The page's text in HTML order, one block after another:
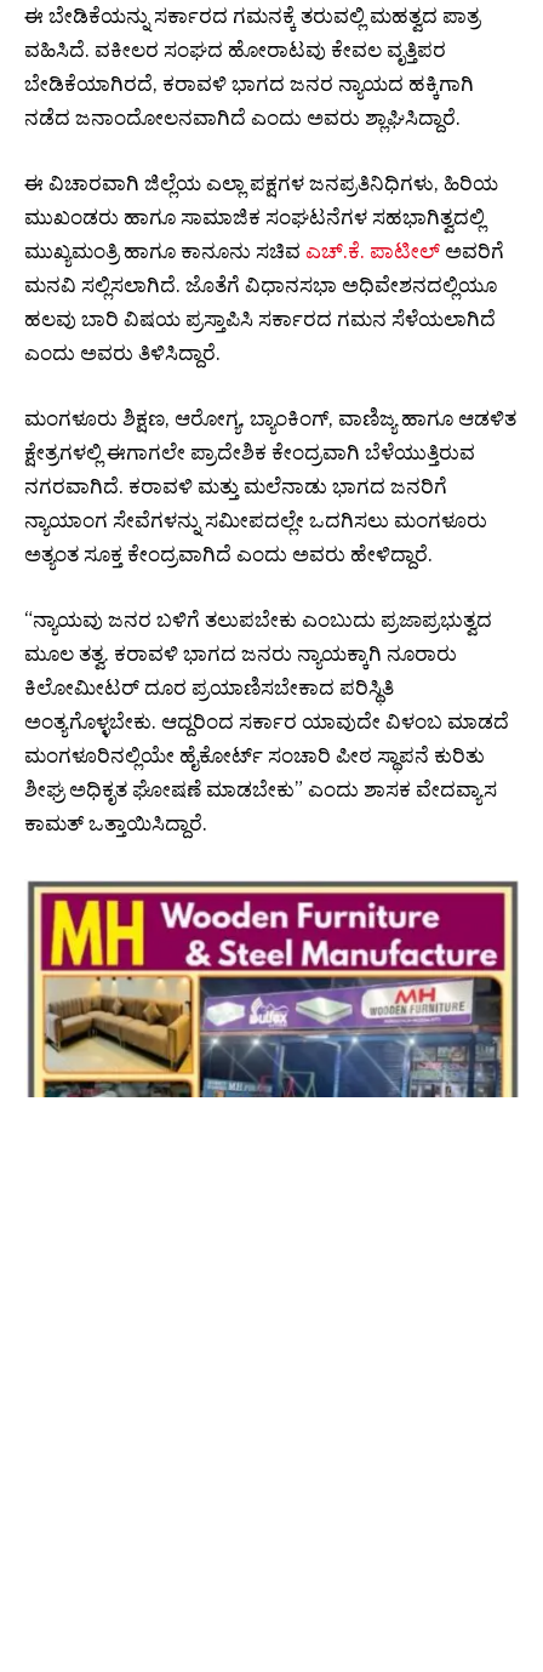
ಈ ಬೇಡಿಕೆಯನ್ನು ಸರ್ಕಾರದ ಗಮನಕ್ಕೆ ತರುವಲ್ಲಿ ಮಹತ್ವದ ಪಾತ್ರ
ವಹಿಸಿದೆ. ವಕೀಲರ ಸಂಘದ ಹೋರಾಟವು ಕೇವಲ ವೃತ್ತಿಪರ
ಬೇಡಿಕೆಯಾಗಿರದೆ, ಕರಾವಳಿ ಭಾಗದ ಜನರ ನ್ಯಾಯದ ಹಕ್ಕಿಗಾಗಿ
ನಡೆದ ಜನಾಂದೋಲನವಾಗಿದೆ ಎಂದು ಅವರು ಶ್ಲಾಘಿಸಿದ್ದಾರೆ.
ಈ ವಿಚಾರವಾಗಿ ಜಿಲ್ಲೆಯ ಎಲ್ಲಾ ಪಕ್ಷಗಳ ಜನಪ್ರತಿನಿಧಿಗಳು, ಹಿರಿಯ
ಮುಖಂಡರು ಹಾಗೂ ಸಾಮಾಜಿಕ ಸಂಘಟನೆಗಳ ಸಹಭಾಗಿತ್ವದಲ್ಲಿ
ಮುಖ್ಯಮಂತ್ರಿ ಹಾಗೂ ಕಾನೂನು ಸಚಿವ ಎಚ್.ಕೆ. ಪಾಟೀಲ್ ಅವರಿಗೆ
ಮನವಿ ಸಲ್ಲಿಸಲಾಗಿದೆ. ಜೊತೆಗೆ ವಿಧಾನಸಭಾ ಅಧಿವೇಶನದಲ್ಲಿಯೂ
ಹಲವು ಬಾರಿ ವಿಷಯ ಪ್ರಸ್ತಾಪಿಸಿ ಸರ್ಕಾರದ ಗಮನ ಸೆಳೆಯಲಾಗಿದೆ
ಎಂದು ಅವರು ತಿಳಿಸಿದ್ದಾರೆ.
ಮಂಗಳೂರು ಶಿಕ್ಷಣ, ಆರೋಗ್ಯ, ಬ್ಯಾಂಕಿಂಗ್, ವಾಣಿಜ್ಯ ಹಾಗೂ ಆಡಳಿತ
ಕ್ಷೇತ್ರಗಳಲ್ಲಿ ಈಗಾಗಲೇ ಪ್ರಾದೇಶಿಕ ಕೇಂದ್ರವಾಗಿ ಬೆಳೆಯುತ್ತಿರುವ
ನಗರವಾಗಿದೆ. ಕರಾವಳಿ ಮತ್ತು ಮಲೆನಾಡು ಭಾಗದ ಜನರಿಗೆ
ನ್ಯಾಯಾಂಗ ಸೇವೆಗಳನ್ನು ಸಮೀಪದಲ್ಲೇ ಒದಗಿಸಲು ಮಂಗಳೂರು
ಅತ್ಯಂತ ಸೂಕ್ತ ಕೇಂದ್ರವಾಗಿದೆ ಎಂದು ಅವರು ಹೇಳಿದ್ದಾರೆ.
“ನ್ಯಾಯವು ಜನರ ಬಳಿಗೆ ತಲುಪಬೇಕು ಎಂಬುದು ಪ್ರಜಾಪ್ರಭುತ್ವದ
ಮೂಲ ತತ್ವ. ಕರಾವಳಿ ಭಾಗದ ಜನರು ನ್ಯಾಯಕ್ಕಾಗಿ ನೂರಾರು
ಕಿಲೋಮೀಟರ್ ದೂರ ಪ್ರಯಾಣಿಸಬೇಕಾದ ಪರಿಸ್ಥಿತಿ
ಅಂತ್ಯಗೊಳ್ಳಬೇಕು. ಆದ್ದರಿಂದ ಸರ್ಕಾರ ಯಾವುದೇ ವಿಳಂಬ ಮಾಡದೆ
ಮಂಗಳೂರಿನಲ್ಲಿಯೇ ಹೈಕೋರ್ಟ್ ಸಂಚಾರಿ ಪೀಠ ಸ್ಥಾಪನೆ ಕುರಿತು
ಶೀಘ್ರ ಅಧಿಕೃತ ಘೋಷಣೆ ಮಾಡಬೇಕು” ಎಂದು ಶಾಸಕ ವೇದವ್ಯಾಸ
ಕಾಮತ್ ಒತ್ತಾಯಿಸಿದ್ದಾರೆ.